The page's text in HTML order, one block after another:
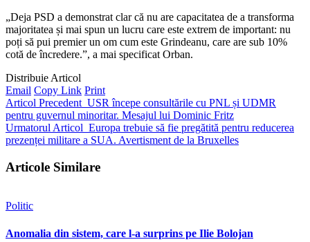
„Deja PSD a demonstrat clar că nu are capacitatea de a transforma
majoritatea și mai spun un lucru care este extrem de important: nu
poți să pui premier un om cum este Grindeanu, care are sub 10%
cotă de încredere.”, a mai specificat Orban.
Distribuie Articol
Email Copy Link Print
Articol Precedent USR începe consultările cu PNL și UDMR
pentru guvernul minoritar. Mesajul lui Dominic Fritz
Urmatorul Articol Europa trebuie să fie pregătită pentru reducerea
prezenței militare a SUA. Avertisment de la Bruxelles
Articole Similare
Politic
Anomalia din sistem, care l-a surprins pe Ilie Bolojan